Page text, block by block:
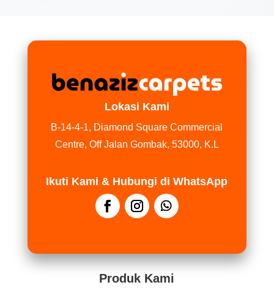
Lokasi Kami
B-14-4-1, Diamond Square Commercial
Centre, Off Jalan Gombak, 53000, K.L
Ikuti Kami & Hubungi di WhatsApp
Produk Kami